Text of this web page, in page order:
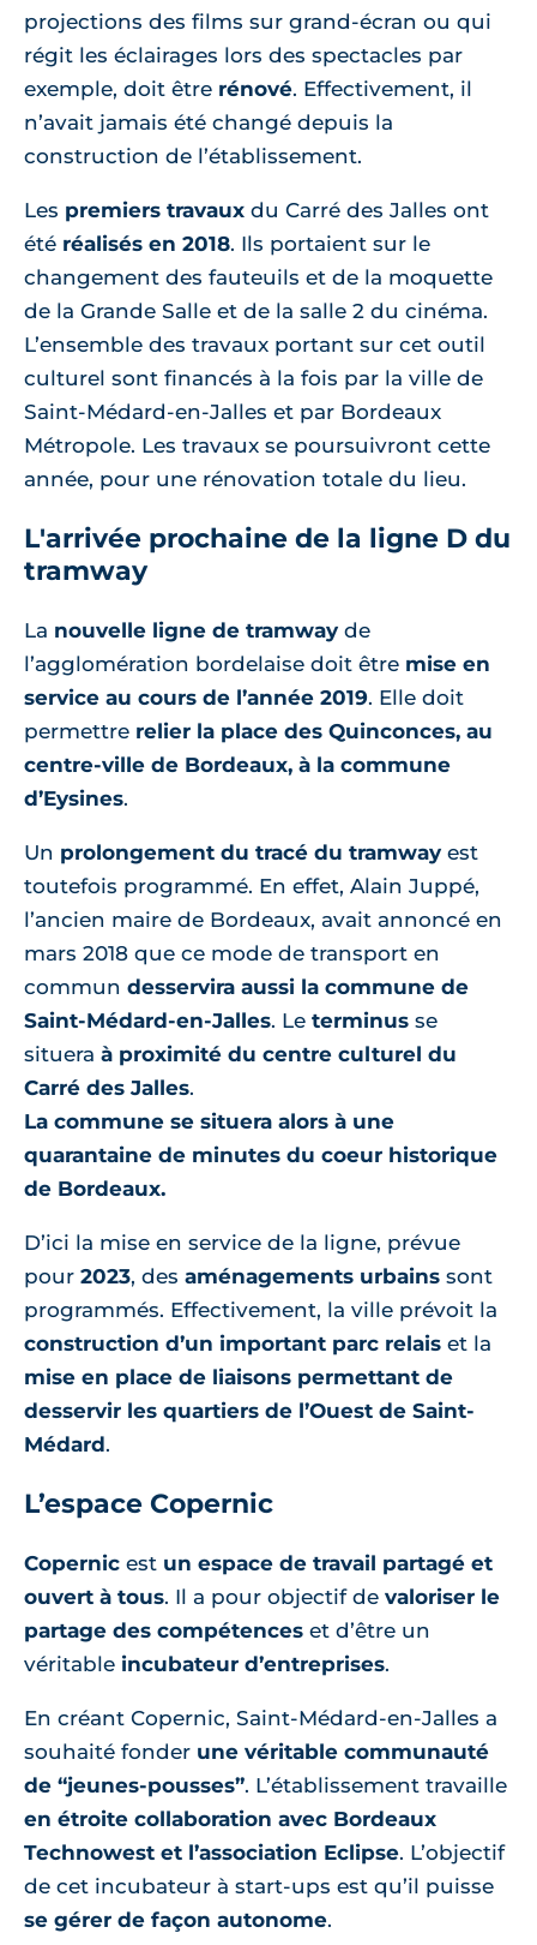
projections des films sur grand-écran ou qui
régit les éclairages lors des spectacles par
exemple, doit être rénové. Effectivement, il
n’avait jamais été changé depuis la
construction de l’établissement.
Les premiers travaux du Carré des Jalles ont
été réalisés en 2018. Ils portaient sur le
changement des fauteuils et de la moquette
de la Grande Salle et de la salle 2 du cinéma.
L’ensemble des travaux portant sur cet outil
culturel sont financés à la fois par la ville de
Saint-Médard-en-Jalles et par Bordeaux
Métropole. Les travaux se poursuivront cette
année, pour une rénovation totale du lieu.
L'arrivée prochaine de la ligne D du
tramway
La nouvelle ligne de tramway de
l’agglomération bordelaise doit être mise en
service au cours de l’année 2019. Elle doit
permettre relier la place des Quinconces, au
centre-ville de Bordeaux, à la commune
d’Eysines.
Un prolongement du tracé du tramway est
toutefois programmé. En effet, Alain Juppé,
l’ancien maire de Bordeaux, avait annoncé en
mars 2018 que ce mode de transport en
commun desservira aussi la commune de
Saint-Médard-en-Jalles. Le terminus se
situera à proximité du centre culturel du
Carré des Jalles.
La commune se situera alors à une
quarantaine de minutes du coeur historique
de Bordeaux.
D’ici la mise en service de la ligne, prévue
pour 2023, des aménagements urbains sont
programmés. Effectivement, la ville prévoit la
construction d’un important parc relais et la
mise en place de liaisons permettant de
desservir les quartiers de l’Ouest de Saint-
Médard.
L’espace Copernic
Copernic est un espace de travail partagé et
ouvert à tous. Il a pour objectif de valoriser le
partage des compétences et d’être un
véritable incubateur d’entreprises.
En créant Copernic, Saint-Médard-en-Jalles a
souhaité fonder une véritable communauté
de “jeunes-pousses”. L’établissement travaille
en étroite collaboration avec Bordeaux
Technowest et l’association Eclipse. L’objectif
de cet incubateur à start-ups est qu’il puisse
se gérer de façon autonome.